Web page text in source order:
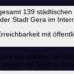
139 städtischen
Stadt Gera im
mit
der städtischen
die Stadt in